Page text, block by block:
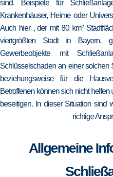
sind. Beispiele für
Krankenhäuser, Heime oder
Auch hier , der mit 80 km²
viertgrößten Stadt in Bayern,
Gewerbeobjekte mit
Schlüsselschaden an einer
beziehungsweise für die
Betroffenen können sich nicht
beseitigen. In dieser Situation sind
richtige
Allgemeine